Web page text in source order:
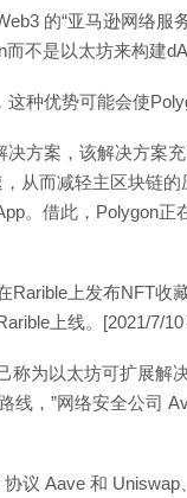
的“亚马逊网络服
不是以太坊来构建
这种优势可能会使
方案，该解决方案
从而减轻主区块链
。借此，Polygon
Rarible上发布NFT收
上线。[2021/7/10
称为以太坊可扩展
线，”网络安全公司
议 Aave 和